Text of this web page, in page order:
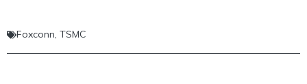
Foxconn, TSMC